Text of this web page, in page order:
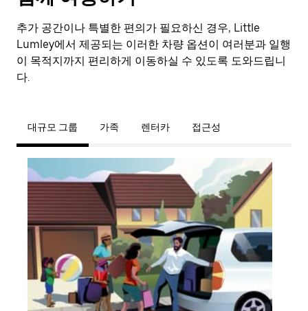
추가 공간이나 특별한 편의가 필요하신 경우, Little
Lumley에서 제공되는 이러한 차량 옵션이 여러분과 일행
이 목적지까지 편리하게 이동하실 수 있도록 도와드립니
다.
대규모 그룹 가족 렌터카 접근성